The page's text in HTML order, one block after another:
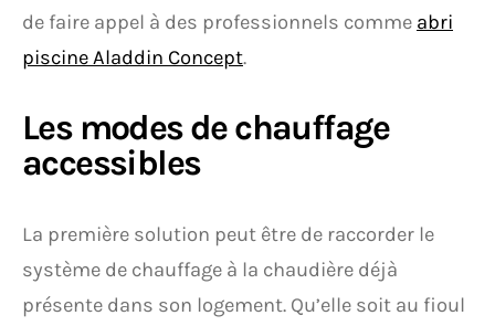
de faire appel à des professionnels comme abri
piscine Aladdin Concept.
Les modes de chauffage
accessibles
La première solution peut être de raccorder le
système de chauffage à la chaudière déjà
présente dans son logement. Qu’elle soit au fioul